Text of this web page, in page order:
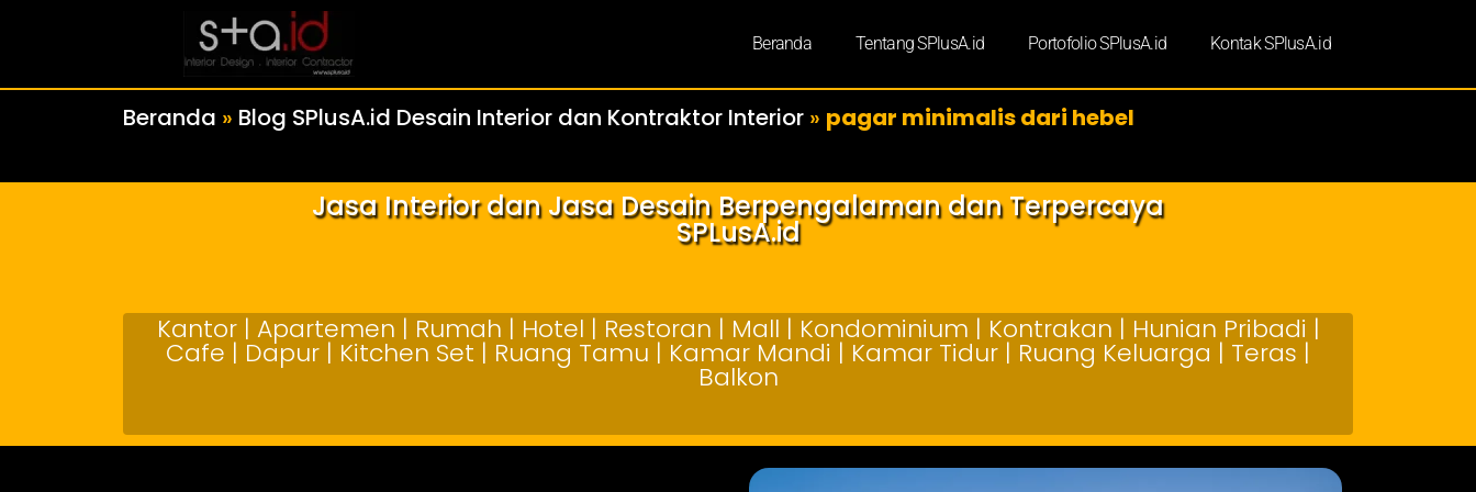
Beranda Tentang SPlusA.id Portofolio SPlusA.id Kontak SPlusA.id
Beranda » Blog SPlusA.id Desain Interior dan Kontraktor Interior » pagar minimalis dari hebel
Jasa Interior dan Jasa Desain Berpengalaman dan Terpercaya
SPLusA.id
Kantor | Apartemen | Rumah | Hotel | Restoran | Mall | Kondominium | Kontrakan | Hunian Pribadi |
Cafe | Dapur | Kitchen Set | Ruang Tamu | Kamar Mandi | Kamar Tidur | Ruang Keluarga | Teras |
Balkon